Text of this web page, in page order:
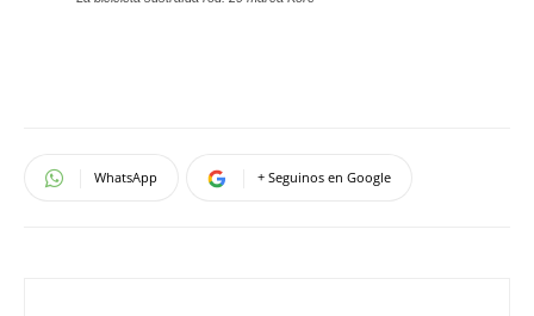
WhatsApp + Seguinos en Google